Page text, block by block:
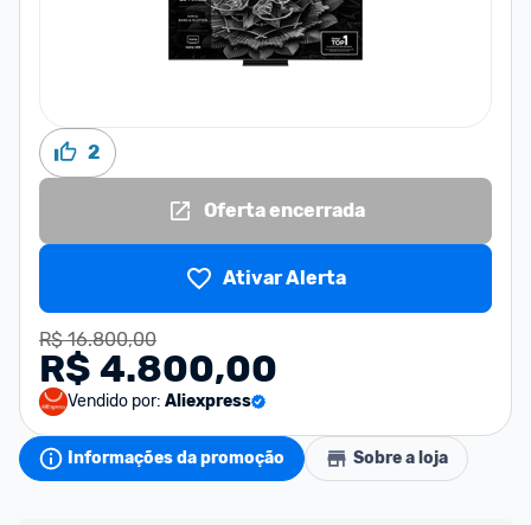
2
Oferta encerrada
Ativar Alerta
R$ 16.800,00
R$ 4.800,00
Vendido por: Aliexpress
Informações da promoção Sobre a loja